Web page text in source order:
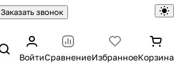
Заказать звонок
ВойтиСравнениеИзбранноеКорзина